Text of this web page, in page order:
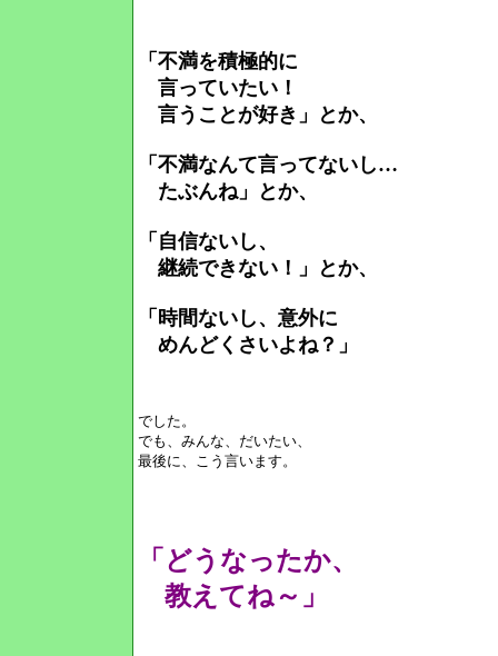
「不満を積極的に
言っていたい！
言うことが好き」とか、
「不満なんて言ってないし…
たぶんね」とか、
「自信ないし、
継続できない！」とか、
「時間ないし、意外に
めんどくさいよね？」
でした。
でも、みんな、だいたい、
最後に、こう言います。
「どうなったか、
教えてね～」